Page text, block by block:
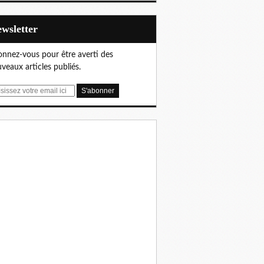
vous pour être averti des
articles publiés.